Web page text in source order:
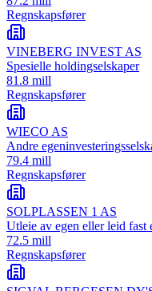
Regnskapsfører
VINEBERG INVEST AS
Spesielle holdingselskaper
81.8 mill
Regnskapsfører
WIECO AS
Andre
79.4 mill
Regnskapsfører
SOLPLASSEN 1 AS
Utleie av egen eller leid fast
72.5 mill
Regnskapsfører